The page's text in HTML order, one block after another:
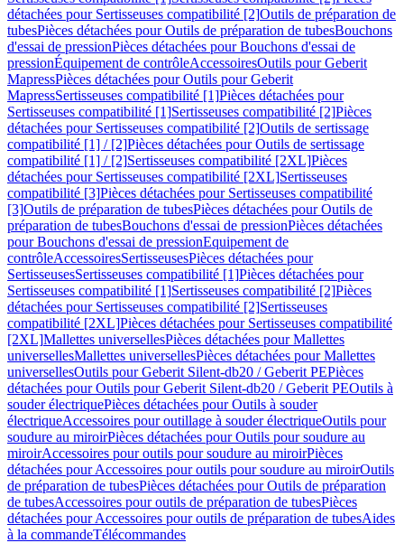
détachées pour Sertisseuses compatibilité [2]Outils de préparation de
tubesPièces détachées pour Outils de préparation de tubesBouchons
d'essai de pressionPièces détachées pour Bouchons d'essai de
pressionÉquipement de contrôleAccessoiresOutils pour Geberit
MapressPièces détachées pour Outils pour Geberit
MapressSertisseuses compatibilité [1]Pièces détachées pour
Sertisseuses compatibilité [1]Sertisseuses compatibilité [2]Pièces
détachées pour Sertisseuses compatibilité [2]Outils de sertissage
compatibilité [1] / [2]Pièces détachées pour Outils de sertissage
compatibilité [1] / [2]Sertisseuses compatibilité [2XL]Pièces
détachées pour Sertisseuses compatibilité [2XL]Sertisseuses
compatibilité [3]Pièces détachées pour Sertisseuses compatibilité
[3]Outils de préparation de tubesPièces détachées pour Outils de
préparation de tubesBouchons d'essai de pressionPièces détachées
pour Bouchons d'essai de pressionEquipement de
contrôleAccessoiresSertisseusesPièces détachées pour
SertisseusesSertisseuses compatibilité [1]Pièces détachées pour
Sertisseuses compatibilité [1]Sertisseuses compatibilité [2]Pièces
détachées pour Sertisseuses compatibilité [2]Sertisseuses
compatibilité [2XL]Pièces détachées pour Sertisseuses compatibilité
[2XL]Mallettes universellesPièces détachées pour Mallettes
universellesMallettes universellesPièces détachées pour Mallettes
universellesOutils pour Geberit Silent-db20 / Geberit PEPièces
détachées pour Outils pour Geberit Silent-db20 / Geberit PEOutils à
souder électriquePièces détachées pour Outils à souder
électriqueAccessoires pour outillage à souder électriqueOutils pour
soudure au miroirPièces détachées pour Outils pour soudure au
miroirAccessoires pour outils pour soudure au miroirPièces
détachées pour Accessoires pour outils pour soudure au miroirOutils
de préparation de tubesPièces détachées pour Outils de préparation
de tubesAccessoires pour outils de préparation de tubesPièces
détachées pour Accessoires pour outils de préparation de tubesAides
à la commandeTélécommandes